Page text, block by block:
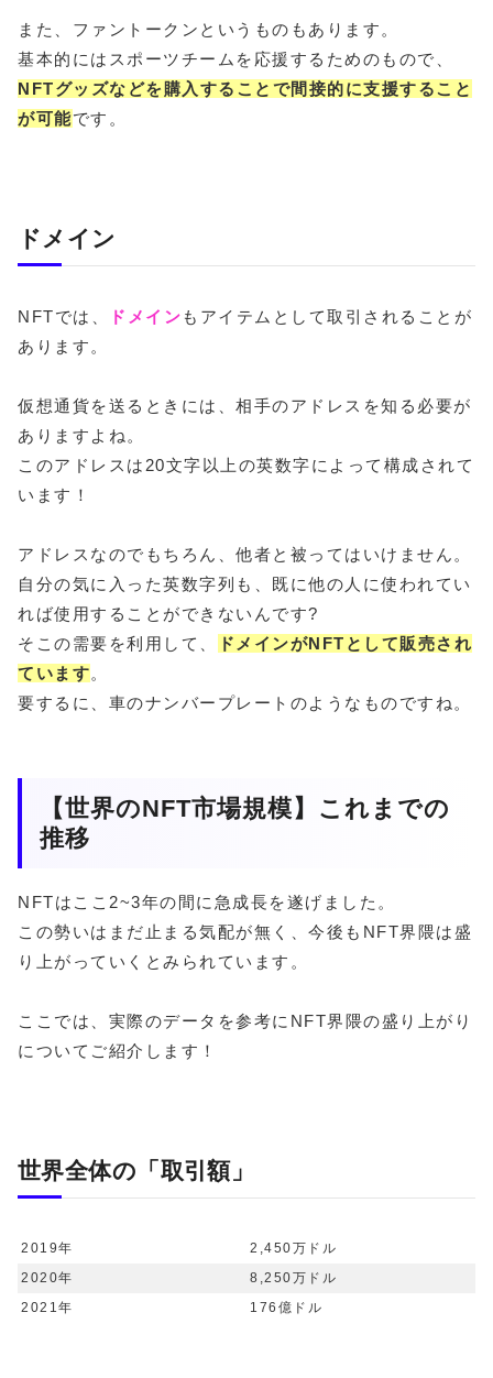
また、ファントークンというものもあります。
基本的にはスポーツチームを応援するためのもので、
NFTグッズなどを購入することで間接的に支援すること
が可能です。
ドメイン
NFTでは、 ドメイン もアイテムとして取引されることが
あります。
仮想通貨を送るときには、相手のアドレスを知る必要が
ありますよね。
このアドレスは20文字以上の英数字によって構成されて
います！
アドレスなのでもちろん、他者と被ってはいけません。
自分の気に入った英数字列も、既に他の人に使われてい
れば使用することができないんです?
そこの需要を利用して、
ドメインがNFTとして販売され
ています。
要するに、車のナンバープレートのようなものですね。
【世界のNFT市場規模】これまでの
推移
NFTはここ2~3年の間に急成長を遂げました。
この勢いはまだ止まる気配が無く、今後もNFT界隈は盛
り上がっていくとみられています。
ここでは、実際のデータを参考にNFT界隈の盛り上がり
についてご紹介します！
世界全体の「取引額」
2019年
2,450万ドル
2020年
8,250万ドル
2021年
176億ドル